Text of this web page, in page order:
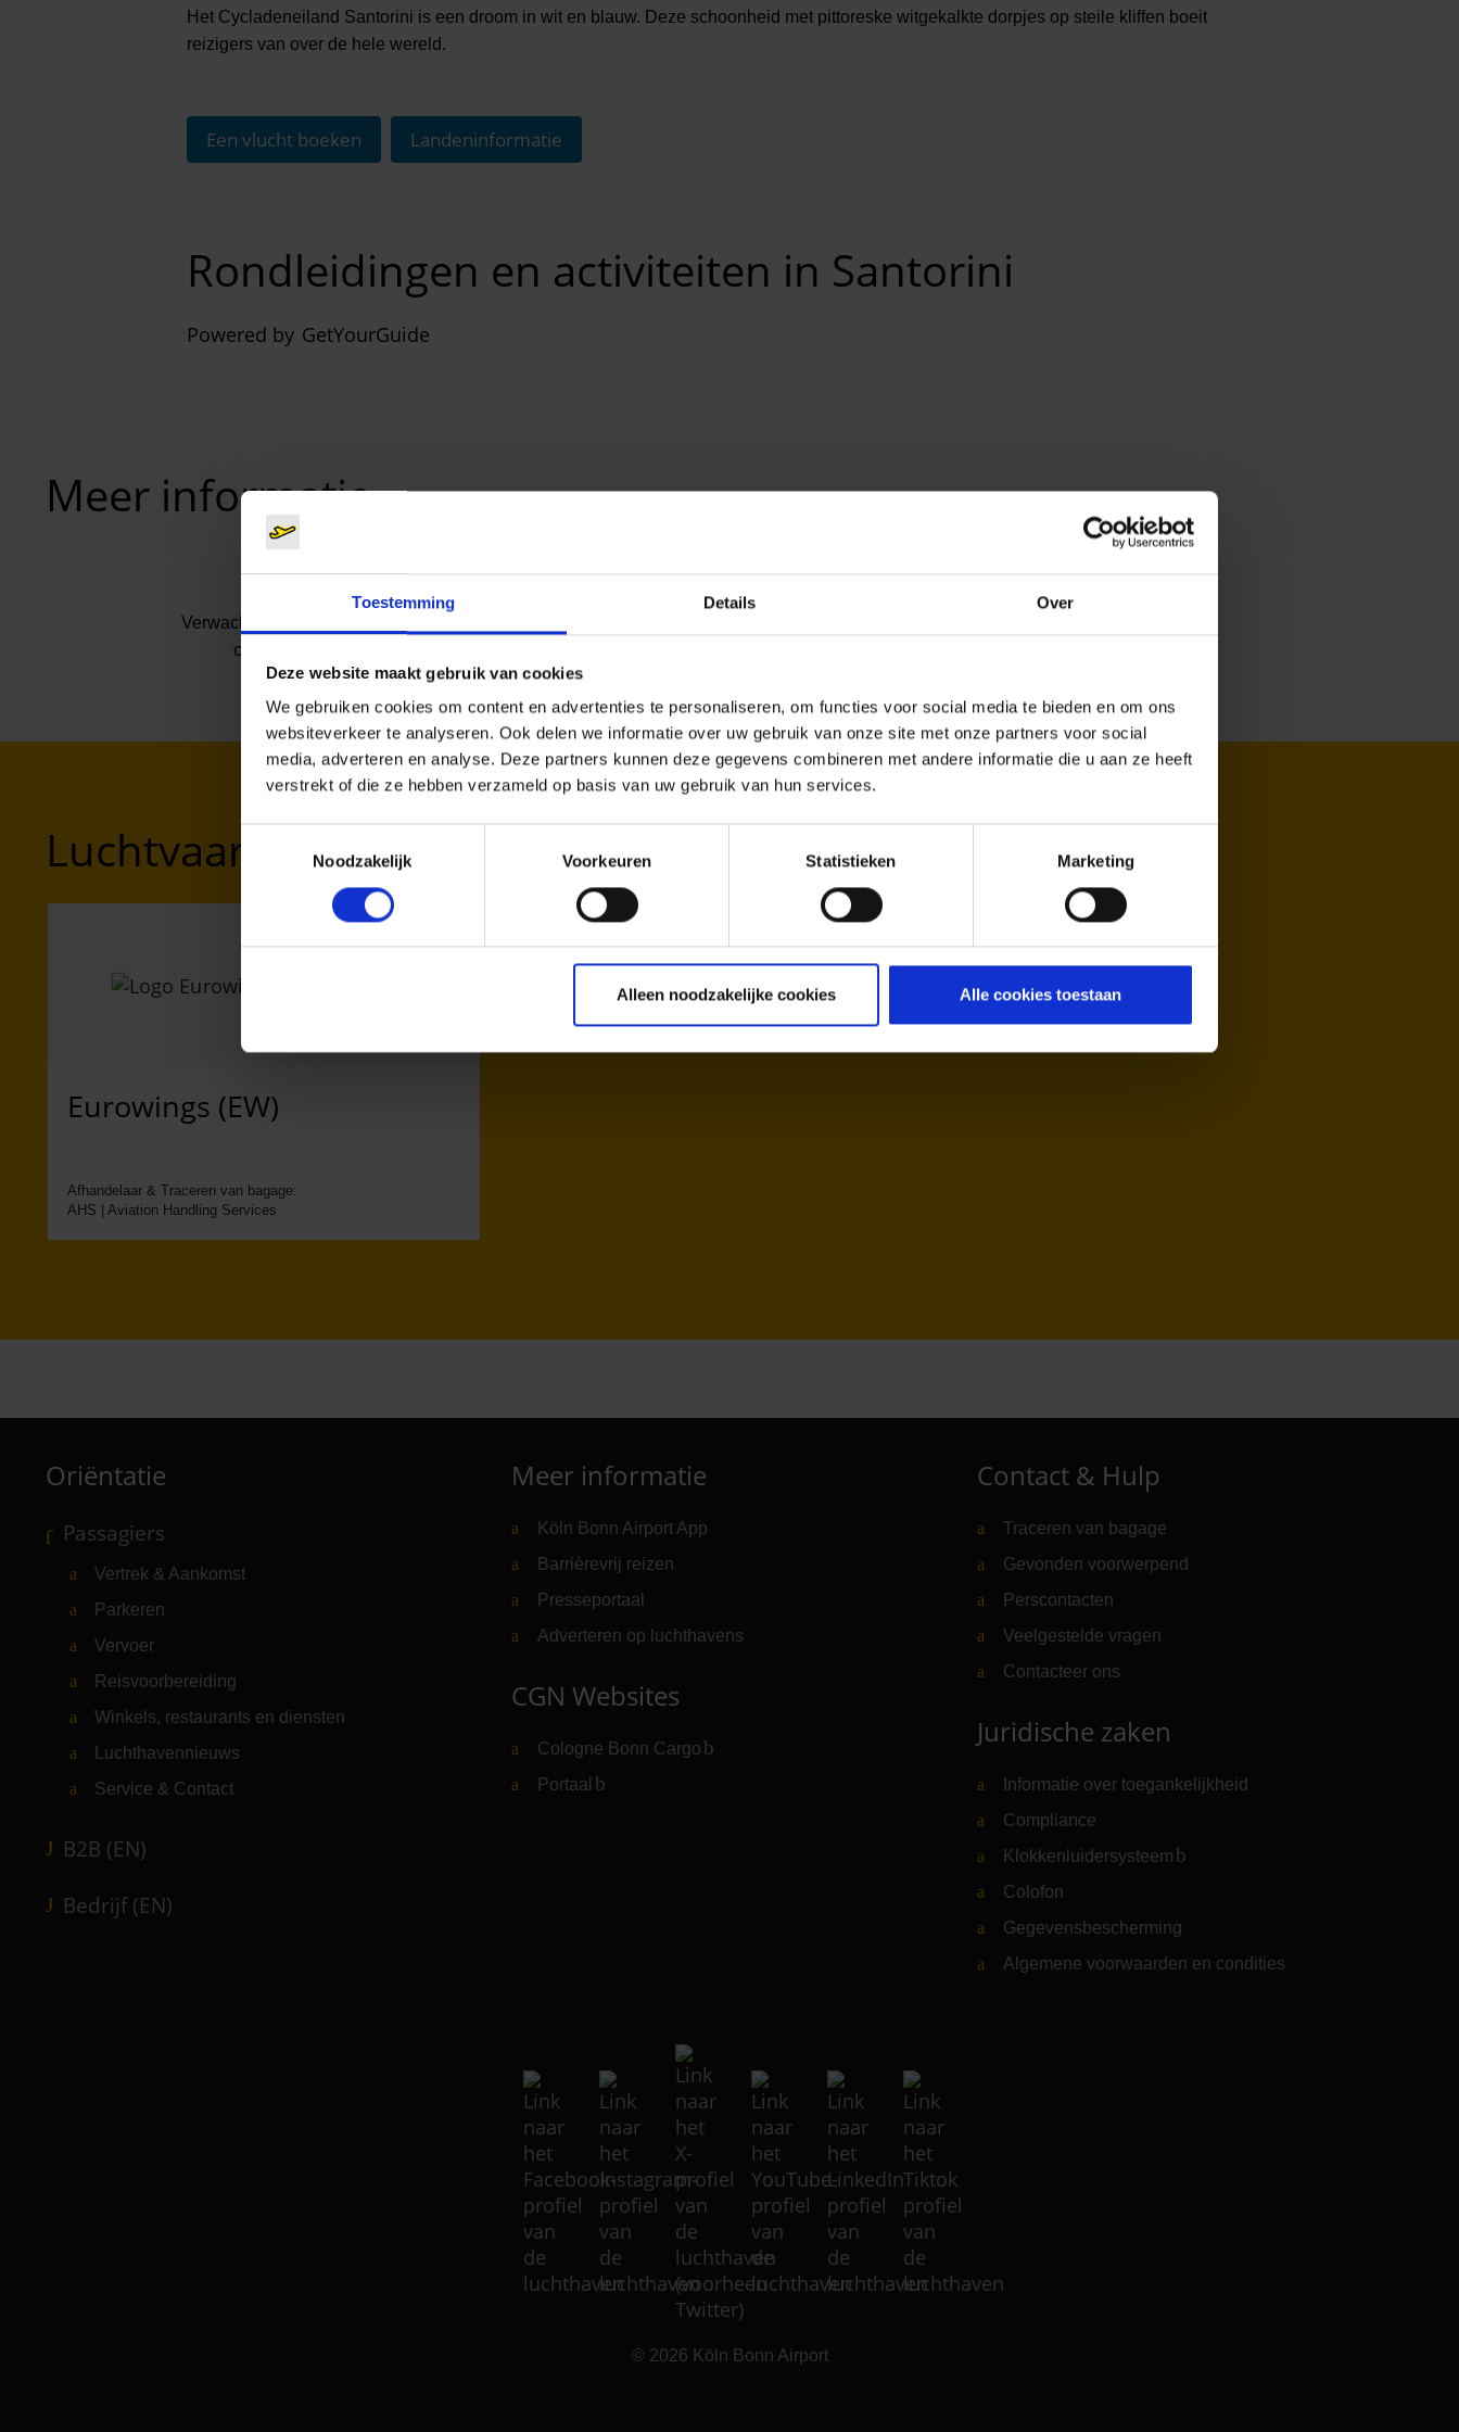
Toestemming Details Over
Deze website maakt gebruik van cookies
We gebruiken cookies om content en advertenties te personaliseren, om functies voor social media te bieden en om ons
websiteverkeer te analyseren. Ook delen we informatie over uw gebruik van onze site met onze partners voor social
media, adverteren en analyse. Deze partners kunnen deze gegevens combineren met andere informatie die u aan ze heeft
verstrekt of die ze hebben verzameld op basis van uw gebruik van hun services.
Noodzakelijk
Voorkeuren Statistieken Marketing
Alleen noodzakelijke cookies Alle cookies toestaan
Het Cycladeneiland Santorini is een droom in wit en blauw. Deze schoonheid met pittoreske witgekalkte dorpjes op steile kliffen boeit
reizigers van over de hele wereld.
Een vlucht boeken Landeninformatie
Rondleidingen en activiteiten in Santorini
Powered by GetYourGuide
Meer informatie
Verwachte vluchtduur
ca. 3:05
Luchtvaartmaatschappijen naar Santorini
Eurowings (EW)
Afhandelaar & Traceren van bagage:
AHS | Aviation Handling Services
Oriëntatie
Passagiers
Vertrek & Aankomst
Parkeren
Vervoer
Reisvoorbereiding
Winkels, restaurants en diensten
Luchthavennieuws
Service & Contact
B2B (EN)
Bedrijf (EN)
Meer informatie
Köln Bonn Airport App
Barrièrevrij reizen
Presseportaal
Adverteren op luchthavens
CGN Websites
Cologne Bonn Cargo (Link naar externe website)
Portaal (Link naar externe website)
Contact & Hulp
Traceren van bagage
Gevonden voorwerpend
Perscontacten
Veelgestelde vragen
Contacteer ons
Juridische zaken
Informatie over toegankelijkheid
Compliance
Klokkenluidersysteem (Link naar externe website)
Colofon
Gegevensbescherming
Algemene voorwaarden en condities
© 2026 Köln Bonn Airport